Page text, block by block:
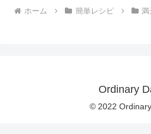
ホーム 簡単レシピ
Ordinary
© 2022